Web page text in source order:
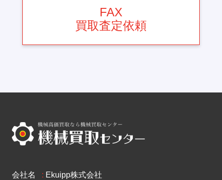
FAX
買取査定依頼
会社名 : Ekuipp株式会社